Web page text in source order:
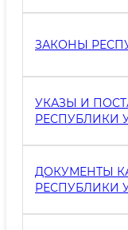
ЗАКОНЫ
УКАЗЫ И
РЕСПУБЛИКИ
ДОКУМЕНТЫ
РЕСПУБЛИКИ